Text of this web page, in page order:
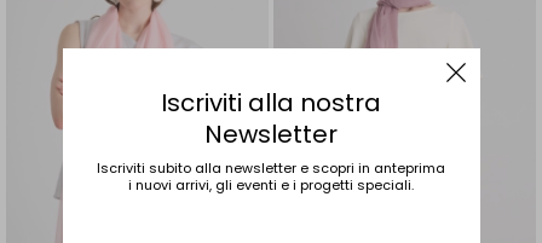
Iscriviti alla nostra
Newsletter
Iscriviti subito alla newsletter e scopri in anteprima
i nuovi arrivi, gli eventi e i progetti speciali.